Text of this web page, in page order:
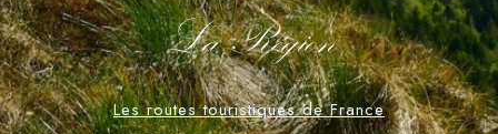
La Région
Les routes touristiques de France